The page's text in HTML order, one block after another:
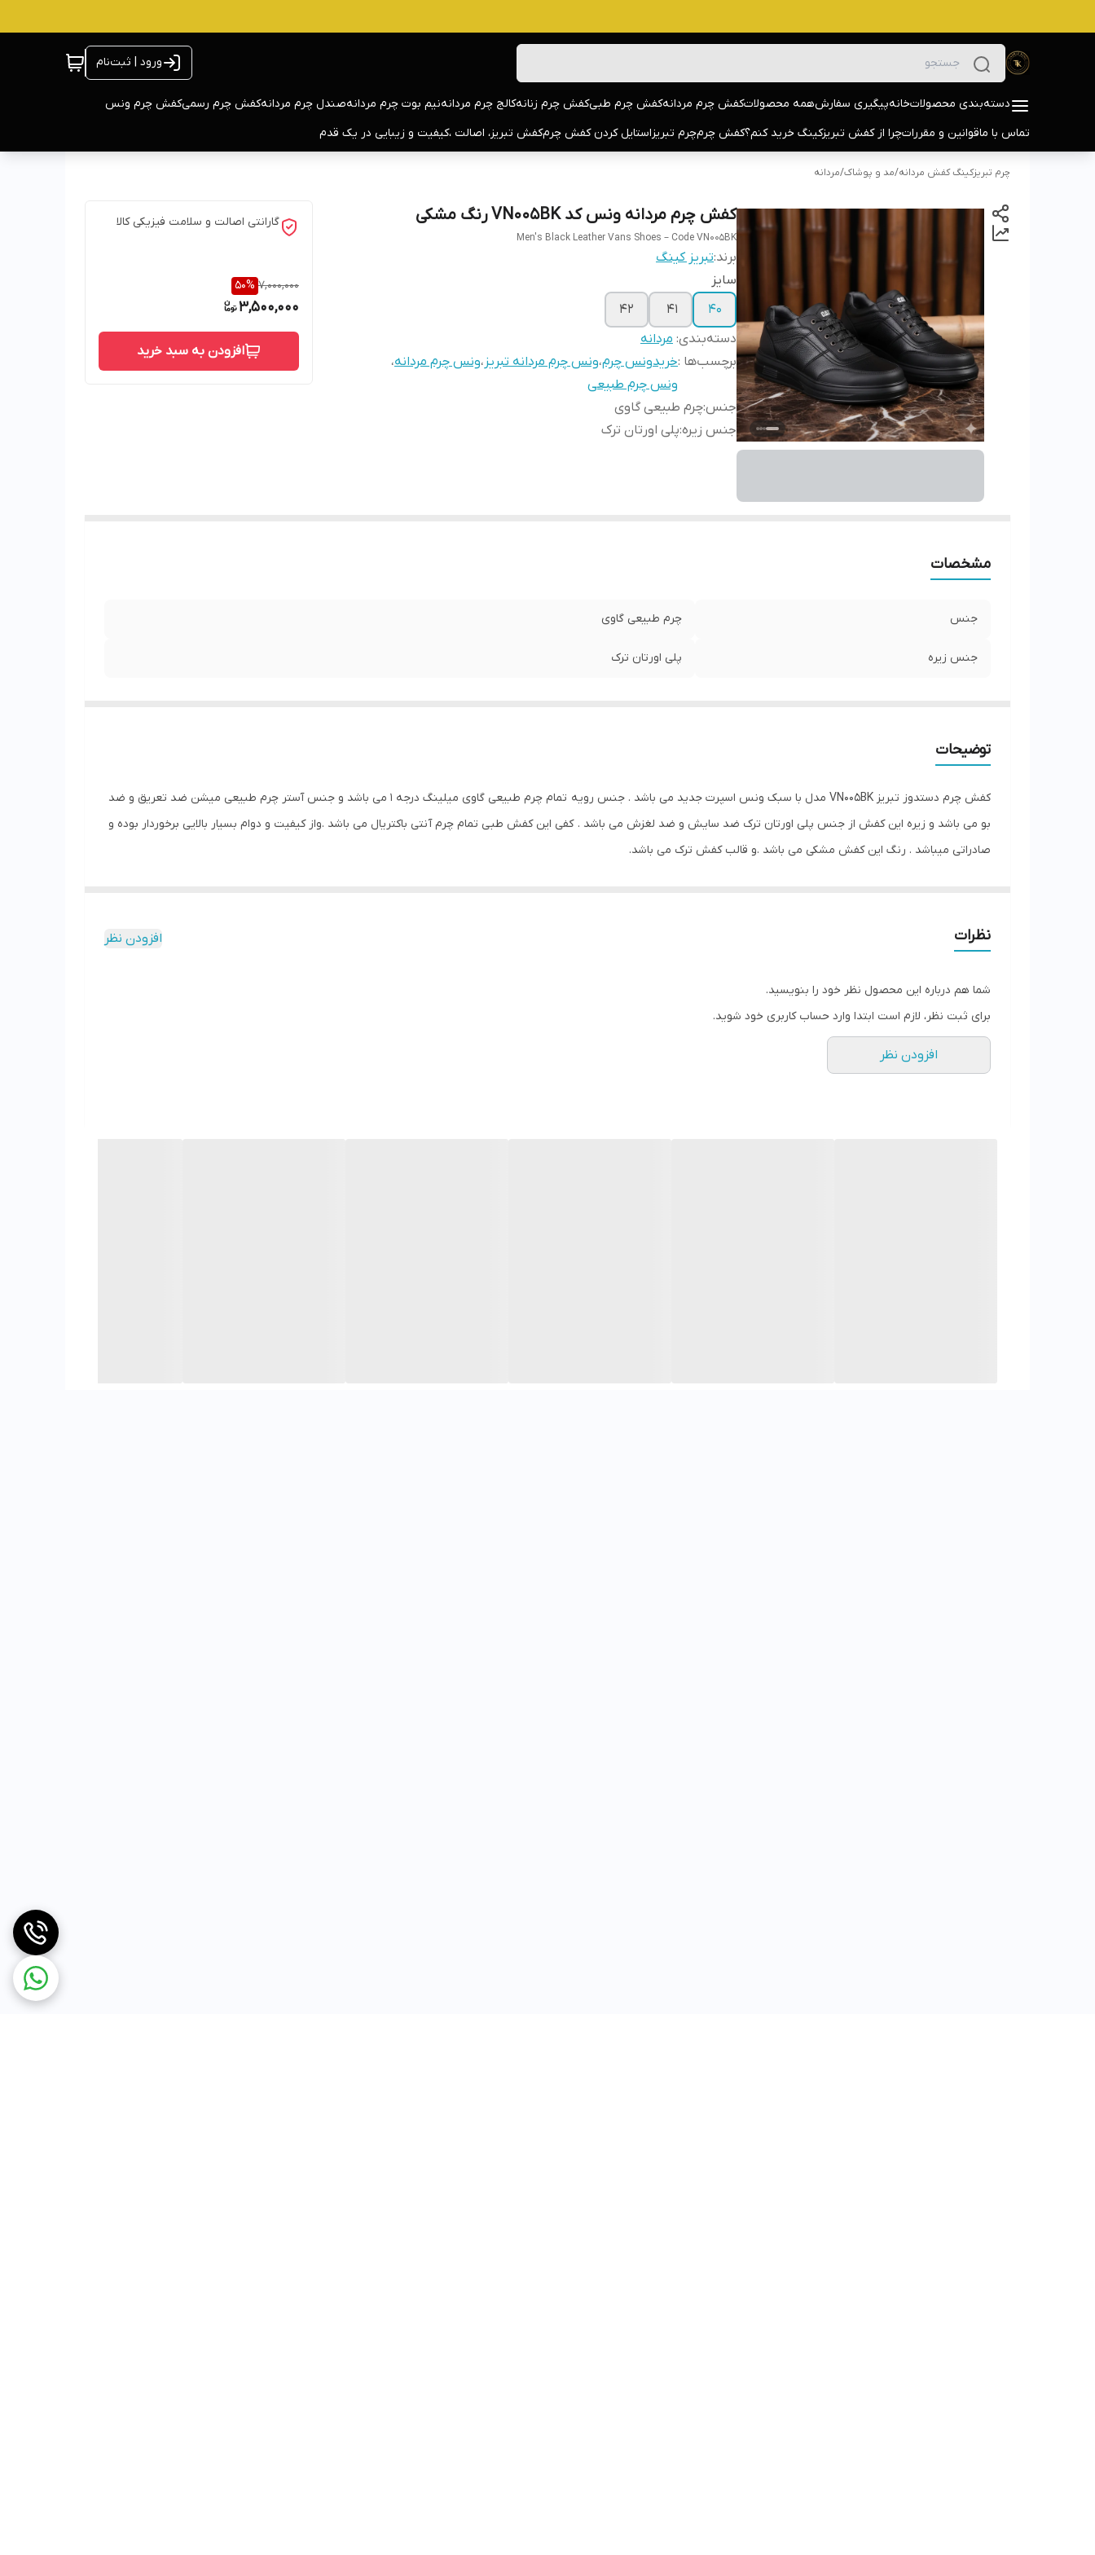
ورود | ثبت‌نام
دسته‌بندی محصولاتخانهپیگیری سفارشهمه محصولاتکفش چرم مردانهکفش چرم طبیکفش چرم زنانهکالج چرم مردانهنیم بوت چرم مردانهصندل چرم مردانهکفش چرم رسمیکفش چرم ونس
تماس با ماقوانین و مقرراتچرا از کفش تبریزکینگ خرید کنم؟کفش چرمچرم تبریزاستایل کردن کفش چرمکفش تبریز، اصالت ،کیفیت و زیبایی در یک قدم
چرم تبریزکینگ کفش مردانه/مد و پوشاک/مردانه
کفش چرم مردانه ونس کد VN005BK رنگ مشکی
Men's Black Leather Vans Shoes – Code VN005BK
برند:تبریز کینگ
سایز
40
41
42
دسته‌بندی: مردانه
برچسب‌ها :خریدونس چرم،ونس چرم مردانه تبریز ،ونس چرم مردانه،
ونس چرم طبیعی
جنس:چرم طبیعی گاوی
جنس زیره:پلی اورتان ترک
گارانتی اصالت و سلامت فیزیکی کالا
7,000,000
50%
3,500,000
افزودن به سبد خرید
مشخصات
جنس چرم طبیعی گاوی
جنس زیره پلی اورتان ترک
توضیحات
کفش چرم دستدوز تبریز VN005BK مدل با سبک ونس اسپرت جدید می باشد . جنس رویه تمام چرم طبیعی گاوی میلینگ درجه 1 می باشد و جنس آستر چرم طبیعی میشن ضد تعریق و ضد
بو می باشد و زیره این کفش از جنس پلی اورتان ترک ضد سایش و ضد لغزش می باشد . کفی این کفش طبی تمام چرم آنتی باکتریال می باشد .واز کیفیت و دوام بسیار بالایی برخوردار بوده و
صادراتی میباشد . رنگ این کفش مشکی می باشد .و قالب کفش ترک می باشد.
سایز 41 طول داخل 27.5 سانت
سایز 42 طول داخل 28.1 سانت
نظرات افزودن نظر
شما هم درباره این محصول نظر خود را بنویسید.
برای ثبت نظر، لازم است ابتدا وارد حساب کاربری خود شوید.
افزودن نظر